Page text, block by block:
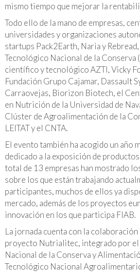
mismo tiempo que mejorar la
Todo ello de la mano de empresas,
universidades y organizaciones
startups Pack2Earth, Naria y
Tecnológico Nacional de la Conserva
científico y tecnológico AZTI, Vicky
Fundación Grupo Cajamar, Dassault
Carraovejas, Biorizon Biotech, el
en Nutrición de la Universidad de
Clúster de Agroalimentación de la
LEITAT y el CNTA.
El evento también ha acogido un año
dedicado a la exposición de
total de 13 empresas han mostrado
sobre los que están trabajando
participantes, muchos de ellos ya
mercado, además de los proyectos
innovación en los que participa FIAB.
La jornada cuenta con la
proyecto Nutrialitec, integrado por
Nacional de la Conserva y
Tecnológico Nacional